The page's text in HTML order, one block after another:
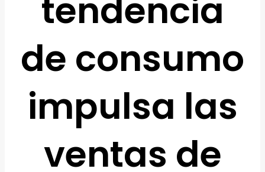
tendencia
de consumo
impulsa las
ventas de